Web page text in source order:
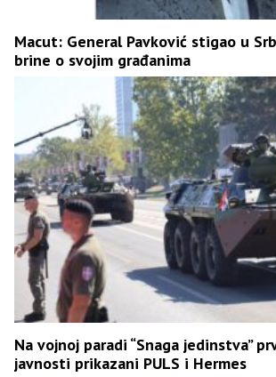
Macut: General Pavković stigao u
brine o svojim građanima
Na vojnoj paradi “Snaga jedinstva”
javnosti prikazani PULS i Hermes